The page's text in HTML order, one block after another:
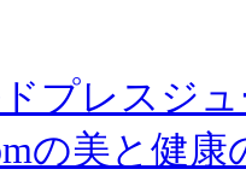
プレスジ
の美と健